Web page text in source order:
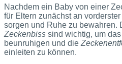
Nachdem ein Baby von einer
für Eltern zunächst an
sorgen und Ruhe zu bewahren.
Zeckenbiss sind wichtig, um
beunruhigen und die
einleiten zu können.